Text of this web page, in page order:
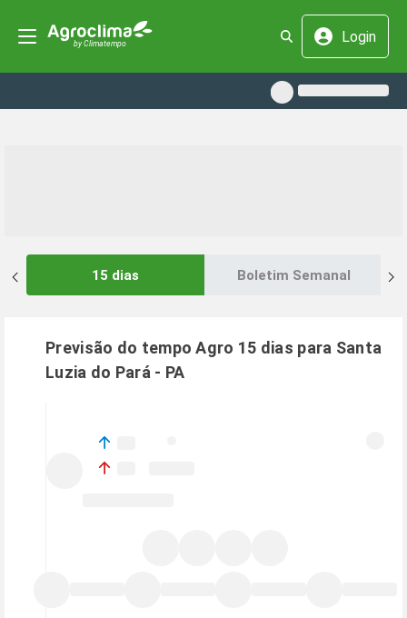
Login
15 dias Boletim Semanal
Previsão do tempo Agro 15 dias para Santa
Luzia do Pará - PA